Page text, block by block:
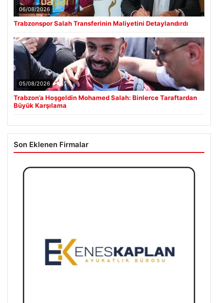
06/08/2026
Trabzonspor Salah Transferinin Maliyetini Detaylandırdı
05/08/2026
Trabzon’a Hoşgeldin Mohamed Salah: Binlerce Taraftardan
Büyük Karşılama
Son Eklenen Firmalar